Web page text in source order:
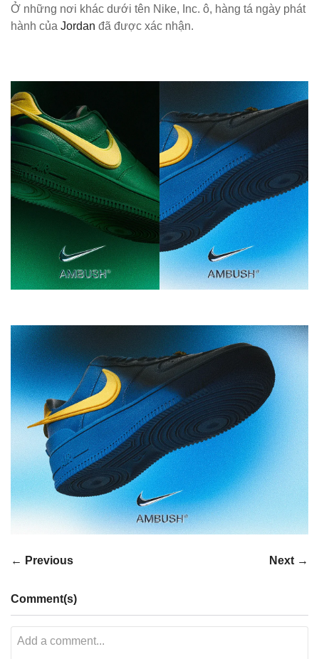
Ở những nơi khác dưới tên Nike, Inc. ô, hàng tá ngày phát
hành của Jordan đã được xác nhận.
← Previous Next →
Comment(s)